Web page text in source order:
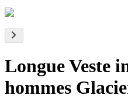
Longue Veste
hommes